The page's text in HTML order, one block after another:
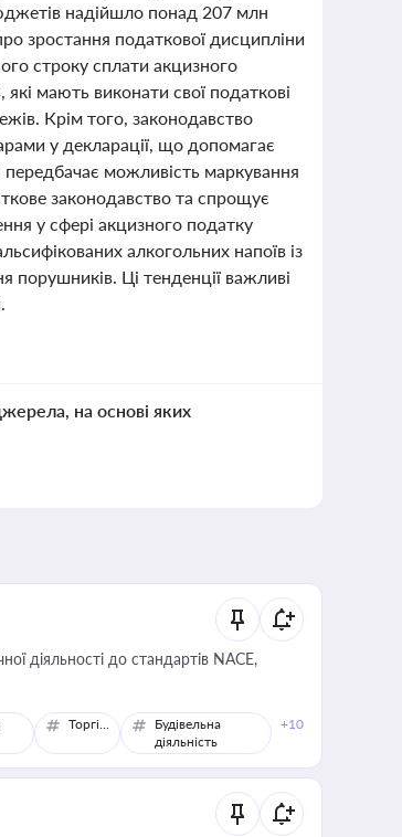
надійшло понад 207 млн
зростання податкової дисципліни
строку сплати акцизного
мають виконати свої податкові
Крім того, законодавство
у декларації, що допомагає
передбачає можливість маркування
законодавство та спрощує
у сфері акцизного податку
алкогольних напоїв із
Ці тенденції важливі
на основі яких
діяльності до стандартів NACE,
Торгівля
Будівельна
діяльність
+10